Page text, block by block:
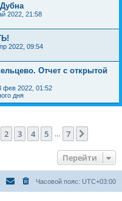
2022, 21:58
2022, 09:54
Отчет с открытой
фев 2022, 01:52
дня
из
2 3 4 5 7
Перейти
Часовой пояс: UTC+03:00